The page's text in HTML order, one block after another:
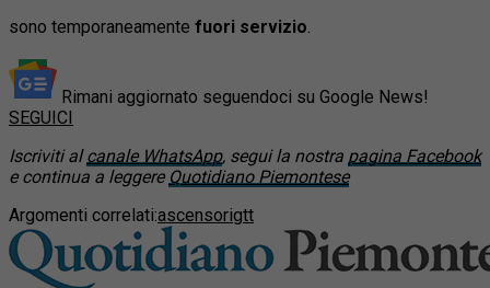
sono temporaneamente fuori servizio.
Rimani aggiornato seguendoci su Google News!
SEGUICI
Iscriviti alcanale WhatsApp, segui la nostra pagina Facebook
e continua a leggere Quotidiano Piemontese
Argomenti correlati:ascensorigtt